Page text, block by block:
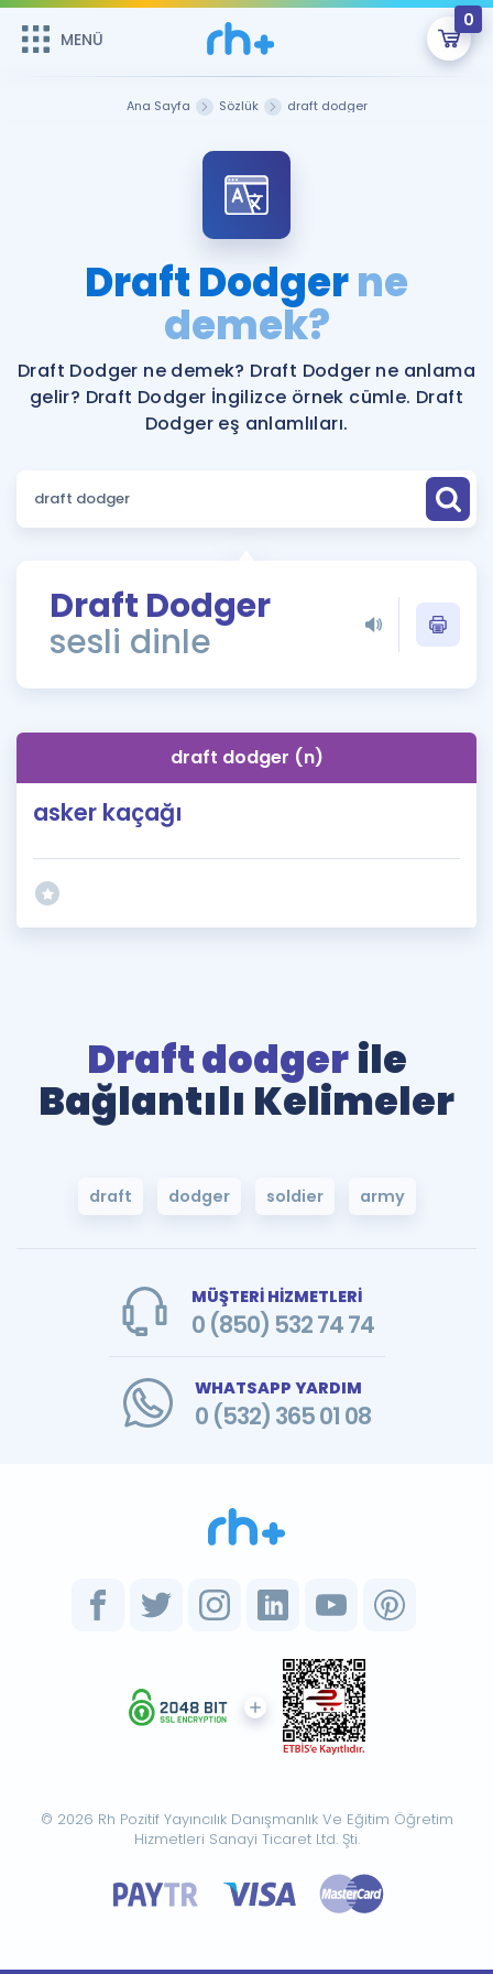
MENÜ
0
Şifremi Hatırlamıyorum
Sepetin Şu An Boş.
Remzi Hoca ile seni sınava hazırlayacak onlarca eğitim seni
bekliyor!
MENÜ
Katılımcı Görüşleri
Faydalı Araçlar
Ücretsiz Kaynaklar
Puan Hesaplama
ÖSYM Sınav Takvimi
Kampanyalar
İngilizce Gramer
İngilizce Gramer
Ana Sayfa Sözlük draft dodger
Draft Dodgerne
demek?
Draft Dodger ne demek? Draft Dodger ne anlama
gelir? Draft Dodger İngilizce örnek cümle. Draft
Dodger eş anlamlıları.
Draft Dodger
sesli dinle
draft dodger (n)
asker kaçağı
Draft dodgerile
Bağlantılı Kelimeler
draft dodger soldier army
MÜŞTERİ HİZMETLERİ
0 (850) 532 74 74
WHATSAPP YARDIM
0 (532) 365 01 08
© 2026 Rh Pozitif Yayıncılık Danışmanlık Ve Eğitim Öğretim
Hizmetleri Sanayi Ticaret Ltd. Şti.